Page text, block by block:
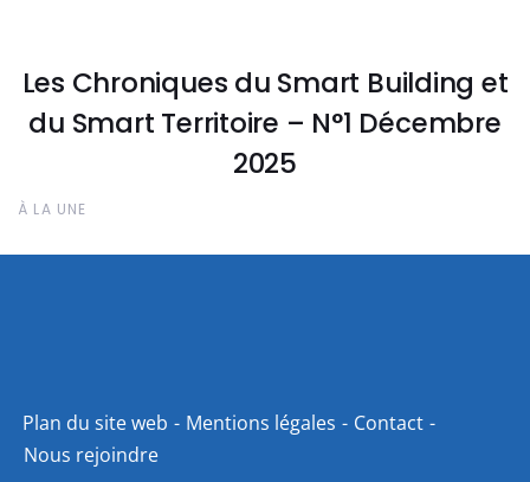
Les Chroniques du Smart Building et
du Smart Territoire – N°1 Décembre
2025
À LA UNE
Plan du site web Mentions légales
Contact
Nous rejoindre